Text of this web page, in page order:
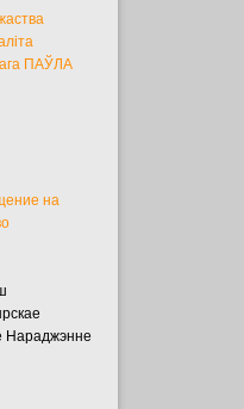
ПАЎЛА
на
Нараджэнне